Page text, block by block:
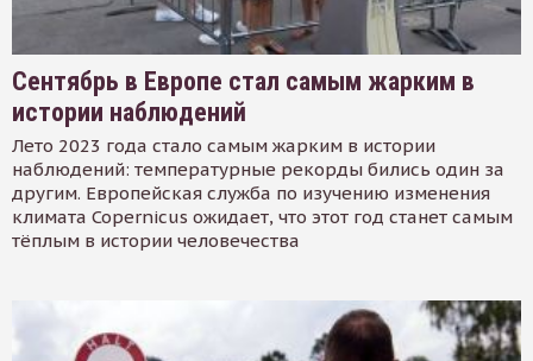
Сентябрь в Европе стал самым жарким в
истории наблюдений
Лето 2023 года стало самым жарким в истории
наблюдений: температурные рекорды бились один за
другим. Европейская служба по изучению изменения
климата Copernicus ожидает, что этот год станет самым
тёплым в истории человечества